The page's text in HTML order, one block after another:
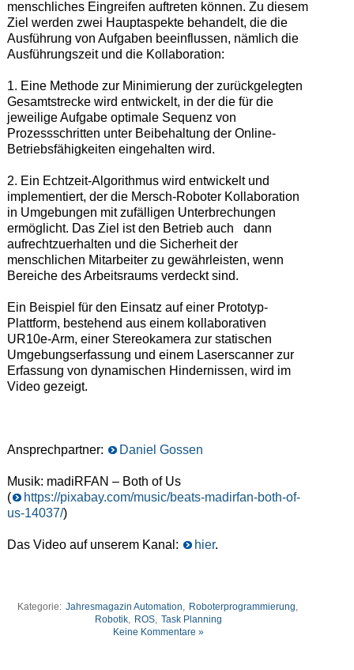
menschliches Eingreifen auftreten können. Zu diesem
Ziel werden zwei Hauptaspekte behandelt, die die
Ausführung von Aufgaben beeinflussen, nämlich die
Ausführungszeit und die Kollaboration:
1. Eine Methode zur Minimierung der zurückgelegten
Gesamtstrecke wird entwickelt, in der die für die
jeweilige Aufgabe optimale Sequenz von
Prozessschritten unter Beibehaltung der Online-
Betriebsfähigkeiten eingehalten wird.
2. Ein Echtzeit-Algorithmus wird entwickelt und
implementiert, der die Mersch-Roboter Kollaboration
in Umgebungen mit zufälligen Unterbrechungen
ermöglicht. Das Ziel ist den Betrieb auch dann
aufrechtzuerhalten und die Sicherheit der
menschlichen Mitarbeiter zu gewährleisten, wenn
Bereiche des Arbeitsraums verdeckt sind.
Ein Beispiel für den Einsatz auf einer Prototyp-
Plattform, bestehend aus einem kollaborativen
UR10e-Arm, einer Stereokamera zur statischen
Umgebungserfassung und einem Laserscanner zur
Erfassung von dynamischen Hindernissen, wird im
Video gezeigt.
Ansprechpartner: Daniel Gossen
Musik: madiRFAN – Both of Us
(
https://pixabay.com/music/beats-madirfan-both-of-
us-14037/)
Das Video auf unserem Kanal: hier.
Kategorie: Jahresmagazin Automation, Roboterprogrammierung,
Robotik, ROS, Task Planning
Keine Kommentare »